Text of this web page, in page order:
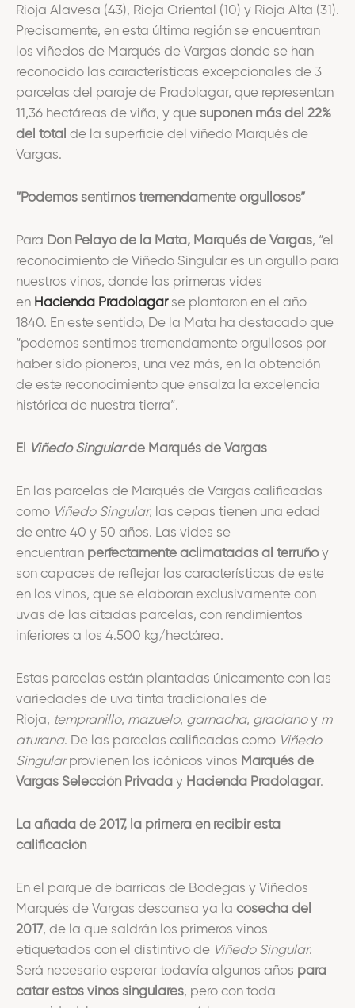
Rioja Alavesa (43), Rioja Oriental (10) y Rioja Alta (31).
Precisamente, en esta última región se encuentran
los viñedos de Marqués de Vargas donde se han
reconocido las características excepcionales de 3
parcelas del paraje de Pradolagar, que representan
11,36 hectáreas de viña, y que suponen más del 22%
del total de la superficie del viñedo Marqués de
Vargas.
“Podemos sentirnos tremendamente orgullosos”
Para Don Pelayo de la Mata, Marqués de Vargas, “el
reconocimiento de Viñedo Singular es un orgullo para
nuestros vinos, donde las primeras vides
en Hacienda Pradolagarse plantaron en el año
1840. En este sentido, De la Mata ha destacado que
“podemos sentirnos tremendamente orgullosos por
haber sido pioneros, una vez más, en la obtención
de este reconocimiento que ensalza la excelencia
histórica de nuestra tierra”.
El Viñedo Singularde Marqués de Vargas
En las parcelas de Marqués de Vargas calificadas
como Viñedo Singular, las cepas tienen una edad
de entre 40 y 50 años. Las vides se
encuentran perfectamente aclimatadas al terruñoy
son capaces de reflejar las características de este
en los vinos, que se elaboran exclusivamente con
uvas de las citadas parcelas, con rendimientos
inferiores a los 4.500 kg/hectárea.
Estas parcelas están plantadas únicamente con las
variedades de uva tinta tradicionales de
Rioja, tempranillo, mazuelo, garnacha, gracianoy m
aturana. De las parcelas calificadas como Viñedo
Singularprovienen los icónicos vinos Marqués de
Vargas Selección Privada y Hacienda Pradolagar.
La añada de 2017, la primera en recibir esta
calificación
En el parque de barricas de Bodegas y Viñedos
Marqués de Vargas descansa ya la cosecha del
2017, de la que saldrán los primeros vinos
etiquetados con el distintivo de Viñedo Singular.
Será necesario esperar todavía algunos años para
catar estos vinos singulares, pero con toda